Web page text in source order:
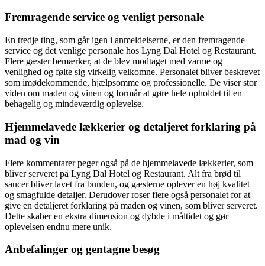
Fremragende service og venligt personale
En tredje ting, som går igen i anmeldelserne, er den fremragende
service og det venlige personale hos Lyng Dal Hotel og Restaurant.
Flere gæster bemærker, at de blev modtaget med varme og
venlighed og følte sig virkelig velkomne. Personalet bliver beskrevet
som imødekommende, hjælpsomme og professionelle. De viser stor
viden om maden og vinen og formår at gøre hele opholdet til en
behagelig og mindeværdig oplevelse.
Hjemmelavede lækkerier og detaljeret forklaring på
mad og vin
Flere kommentarer peger også på de hjemmelavede lækkerier, som
bliver serveret på Lyng Dal Hotel og Restaurant. Alt fra brød til
saucer bliver lavet fra bunden, og gæsterne oplever en høj kvalitet
og smagfulde detaljer. Derudover roser flere også personalet for at
give en detaljeret forklaring på maden og vinen, som bliver serveret.
Dette skaber en ekstra dimension og dybde i måltidet og gør
oplevelsen endnu mere unik.
Anbefalinger og gentagne besøg